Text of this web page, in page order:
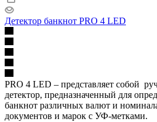
Детектор банкнот PRO 4 LED
PRO 4 LED – представляет собой
детектор, предназначенный для
банкнот различных валют и
документов и марок с УФ-метками.